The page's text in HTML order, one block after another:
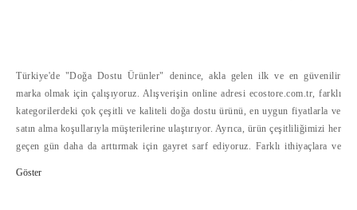
Türkiye'de "Doğa Dostu Ürünler" denince, akla gelen ilk ve en güvenilir
marka olmak için çalışıyoruz. Alışverişin online adresi ecostore.com.tr, farklı
kategorilerdeki çok çeşitli ve kaliteli doğa dostu ürünü, en uygun fiyatlarla ve
satın alma koşullarıyla müşterilerine ulaştırıyor. Ayrıca, ürün çeşitliliğimizi her
geçen gün daha da arttırmak için gayret sarf ediyoruz. Farklı ithiyaçlara ve